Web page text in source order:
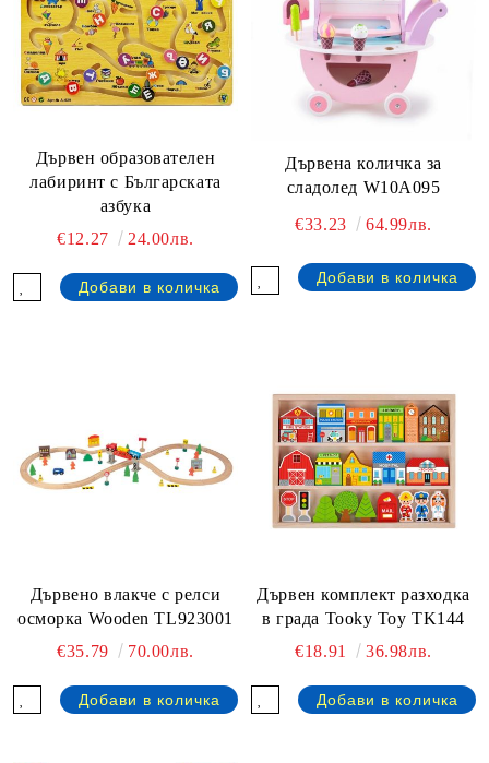
Дървен образователен
лабиринт с Българската
азбука
€12.27
24.00лв.
Дървена количка за
сладолед W10A095
€33.23 64.99лв.
Дървено влакче с релси
осморка Wooden TL923001
€35.79
70.00лв.
Дървен комплект разходка
в града Tooky Toy TK144
€18.91
36.98лв.